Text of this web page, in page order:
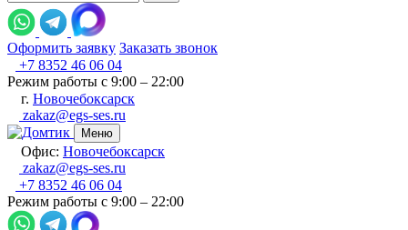
Оформить заявку Заказать звонок
+7 8352 46 06 04
Режим работы с 9:00 – 22:00
г. Новочебоксарск
zakaz@egs-ses.ru
Меню
Офис: Новочебоксарск
zakaz@egs-ses.ru
+7 8352 46 06 04
Режим работы с 9:00 – 22:00